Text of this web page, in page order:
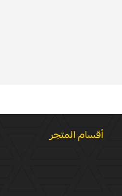
أقسام المتجر